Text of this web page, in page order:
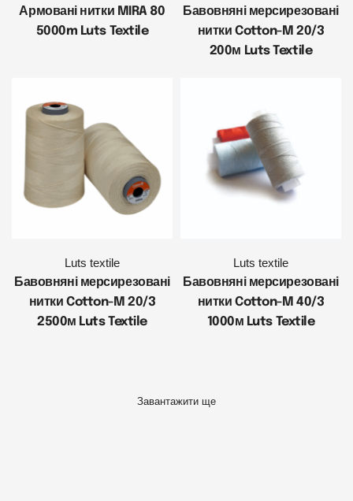
Армовані нитки MIRA 80
5000m Luts Textile
Бавовняні мерсирезовані
нитки Cotton-M 20/3
200м Luts Textile
Luts textile
Бавовняні мерсирезовані
нитки Cotton-M 20/3
2500м Luts Textile
Luts textile
Бавовняні мерсирезовані
нитки Cotton-M 40/3
1000м Luts Textile